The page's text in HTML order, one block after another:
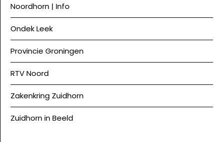
Noordhorn | Info
Ondek Leek
Provincie Groningen
RTV Noord
Zakenkring Zuidhorn
Zuidhorn in Beeld